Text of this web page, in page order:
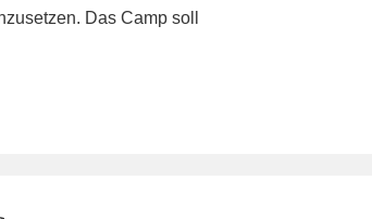
Das Camp soll